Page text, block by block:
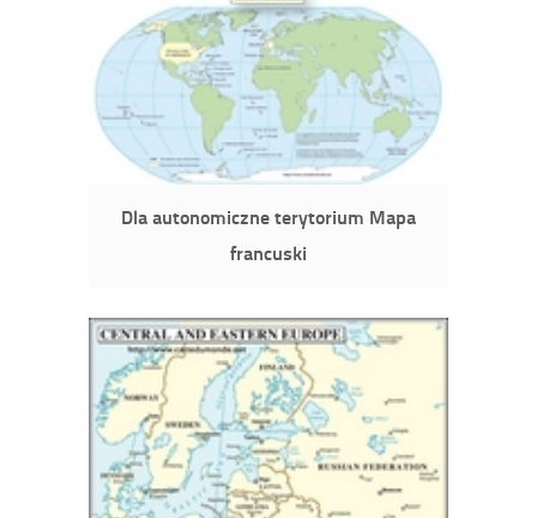
Dla autonomiczne terytorium Mapa
francuski